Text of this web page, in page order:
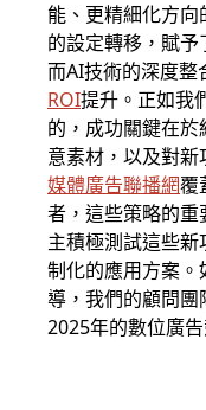
能、更精細化方
的設定轉移，賦予
而AI技術的深度整
ROI提升。正如我
的，成功關鍵在
意素材，以及對
媒體廣告聯播網覆
者，這些策略的
主積極測試這些
制化的應用方案
導，我們的顧問
2025年的數位廣